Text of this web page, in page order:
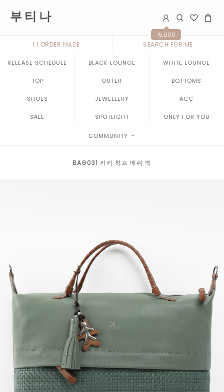
부 티 나
15,000
1:1 ORDER MADE SEARCH FOR ME
RELEASE SCHEDULE BLACK LOUNGE WHITE LOUNGE
TOP OUTER BOTTOMS
SHOES JEWELLERY ACC
SALE SPOTLIGHT ONLY FOR YOU
COMMUNITY
BAG031 카키 하프 메쉬 백